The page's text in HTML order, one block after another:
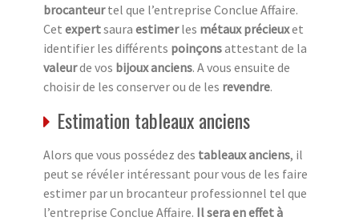
brocanteurtel que l’entreprise Conclue Affaire.
Cet expertsaura estimerles métaux précieuxet
identifier les différents poinçonsattestant de la
valeurde vos bijoux anciens. A vous ensuite de
choisir de les conserver ou de les revendre.
Estimation tableaux anciens
Alors que vous possédez des tableaux anciens, il
peut se révéler intéressant pour vous de les faire
estimer par un brocanteur professionnel tel que
l’entreprise Conclue Affaire. Il sera en effet à